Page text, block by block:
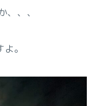
、、
。